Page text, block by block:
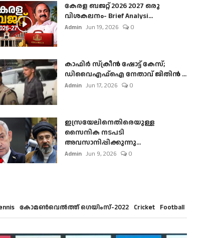
കേരള ബജറ്റ് 2026 2027 ഒരു
വിശകലനം- Brief Analysi...
Admin Jun 19, 2026 0
കാഫിർ സ്‌ക്രീൻ ഷോട്ട് കേസ്;
ഡിവൈഎഫ്ഐ നേതാവ് ജിതിൻ ...
Admin Jun 17, 2026 0
ഇസ്രയേലിനെതിരെയുള്ള
സൈനിക നടപടി
അവസാനിപ്പിക്കുന്നു...
Admin Jun 9, 2026 0
കോമൺവെൽത്ത് ഗെയിംസ്-2022 Cricket Football